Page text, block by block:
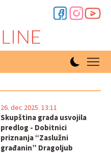
Skupština grada usvojila
predlog - Dobitnici
priznanja “Zaslužni
građanin” Dragoljub
26. dec 2025. 13:11